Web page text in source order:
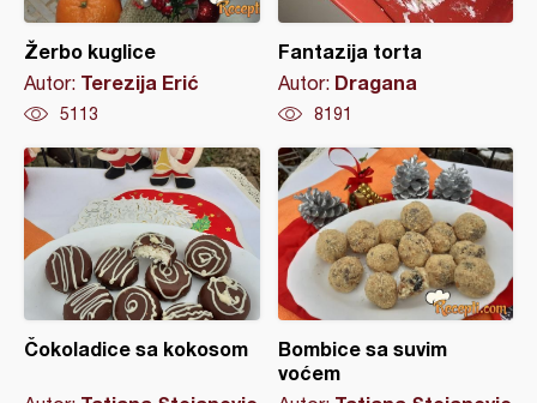
Žerbo kuglice
Autor: Terezija Erić
5113
Fantazija torta
Autor: Dragana
8191
Čokoladice sa kokosom
Bombice sa suvim
voćem